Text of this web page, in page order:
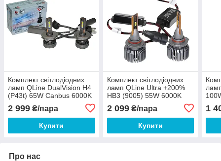
Комплект світлодіодних
ламп QLine DualVision H4
(P43t) 65W Canbus 6000K
2 999 ₴/пара
Купити
Комплект світлодіодних
ламп QLine Ultra +200%
HB3 (9005) 55W 6000K
2 099₴/пара
Купити
1
Про нас